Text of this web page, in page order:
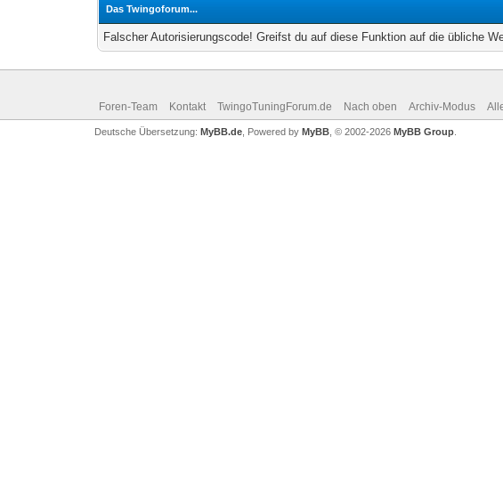
Das Twingoforum...
Falscher Autorisierungscode! Greifst du auf diese Funktion auf die übliche
Foren-Team Kontakt TwingoTuningForum.de Nach oben Archiv-Modus
Deutsche Übersetzung: MyBB.de, Powered by MyBB, © 2002-2026 MyBB Group.